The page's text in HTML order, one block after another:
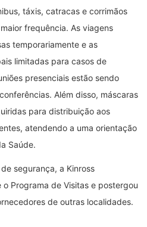
táxis, catracas e corrimãos
frequência. As viagens
temporariamente e as
limitadas para casos de
presenciais estão sendo
Além disso, máscaras
para distribuição aos
atendendo a uma orientação
Saúde.
segurança, a Kinross
Programa de Visitas e postergou
de outras localidades.